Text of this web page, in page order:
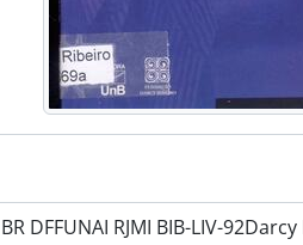
BR DFFUNAI RJMI BIB-LIV-